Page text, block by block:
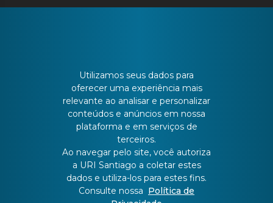
Batista Bonoto Sobrinho, 733
atendimento@urisantiago.br
Utilizamos seus dados para
oferecer uma experiência mais
relevante ao analisar e personalizar
conteúdos e anúncios em nossa
plataforma e em serviços de
terceiros.
Ao navegar pelo site, você autoriza
a URI Santiago a coletar estes
dados e utiliza-los para estes fins.
Consulte nossa Política de